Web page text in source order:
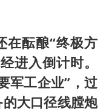
在酝酿“终极方
进入倒计时。
军工企业”，过
大口径线膛炮